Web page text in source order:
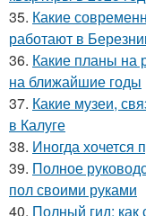
35. Какие
работают в
36. Какие планы на
на ближайшие годы
37. Какие музеи,
в Калуге
38. Иногда хочется
39. Полное
пол своими руками
40. Полный гид: как